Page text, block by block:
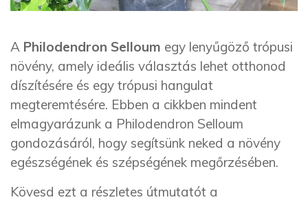
A Philodendron Selloum egy lenyűgöző trópusi
növény, amely ideális választás lehet otthonod
díszítésére és egy trópusi hangulat
megteremtésére. Ebben a cikkben mindent
elmagyarázunk a Philodendron Selloum
gondozásáról, hogy segítsünk neked a növény
egészségének és szépségének megőrzésében.
Kövesd ezt a részletes útmutatót a